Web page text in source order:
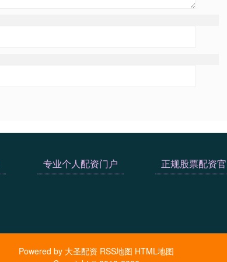
专业个人配资门户 正规股票配资
Powered by 大圣配资 RSS地图 HTML地图